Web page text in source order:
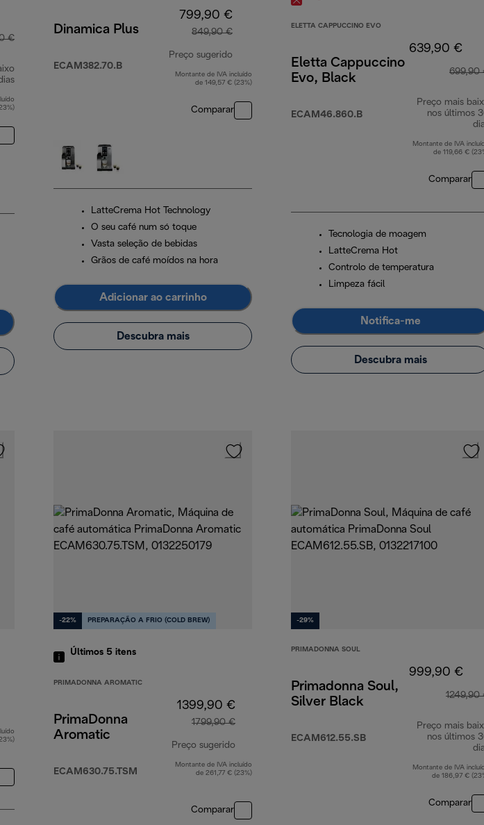
€
Dinamica Plus
ECAM382.70.B
799,90 €
849,90 €
Preço sugerido
preço original 849,90 €
Montante de IVA incluído
de 149,57 € (23%)
Comparar
LatteCrema Hot Technology
O seu café num só toque
Vasta seleção de bebidas
Grãos de café moídos na hora
Adicionar ao carrinho
Descubra mais
ELETTA CAPPUCCINO EVO
Eletta Cappuccino
Evo, Black
ECAM46.860.B
639,90 €
699,90
Preço mais
nos últimos
Montante de IVA
de 119,66 €
Comparar
Tecnologia de moagem
LatteCrema Hot
Controlo de temperatura
Limpeza fácil
Notifica-me
Descubra mais
original 429,90 €
-22% PREPARAÇÃO A FRIO (COLD BREW)
Últimos 5 itens
PRIMADONNA AROMATIC
PrimaDonna
Aromatic
ECAM630.75.TSM
1399,90 €
1799,90 €
Preço sugerido
preço original 1799,90 €
Montante de IVA incluído
de 261,77 € (23%)
Comparar
-29%
PRIMADONNA SOUL
Primadonna Soul,
Silver Black
ECAM612.55.SB
999,90 €
1249,90
Preço mais
nos últimos
Montante de IVA
de 186,97 €
Comparar